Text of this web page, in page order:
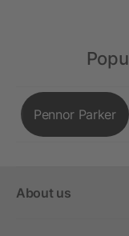
Pennor Parker
About us